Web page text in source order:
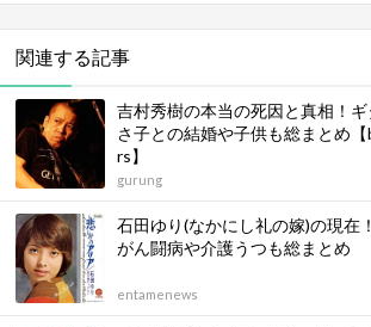
関連する記事
吉村秀樹の本当の死因と真相！
さ子との結婚や子供も総まとめ
rs】
gurung
石田ゆり(なかにし礼の嫁)の現在
がん闘病や介護うつも総まとめ
entamenews